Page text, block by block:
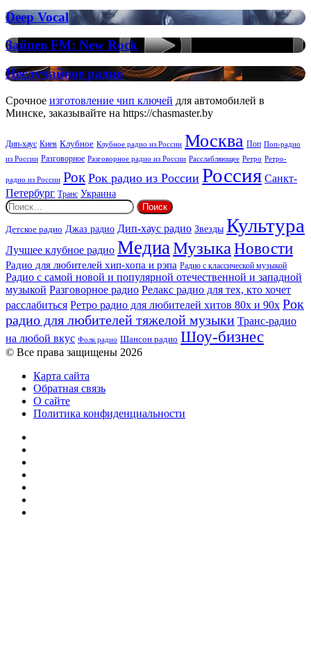
Deep
Vocal
House
Deep
Vocal
Deep Vocal
Зайцев
FM:
New
Rock
Зайцев FM: New Rock
Неслучайное
радио
Неслучайное радио
Срочное изготовление чип ключей для автомобилей в
Минске, заказывайте на https://chasmaster.by
Дип-хаус Киев Клубное Клубное радио из России Москва Поп Поп-радио
из России Разговорное Разговорное радио из России Расслабляющее Ретро Ретро-
радио из России Рок Рок радио из России Россия Санкт-
Петербург Транс Украина
Найти:
Детское радио Джаз радио Дип-хаус радио Звезды Культура
Лучшее клубное радио Медиа МузыкаНовости
Радио для любителей хип-хопа и рэпа Радио с классической музыкой
Радио с самой новой и популярной отечественной и западной
музыкой Разговорное радио Релакс радио для тех, кто хочет
расслабиться Ретро радио для любителей хитов 80х и 90х Рок
радио для любителей тяжелой музыки Транс-радио
на любой вкус Фолк радио Шансон радио Шоу-бизнес
© Все права защищены 2026
Карта сайта
Обратная связь
О сайте
Политика конфиденциальности